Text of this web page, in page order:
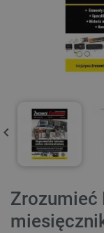
Zrozumieć